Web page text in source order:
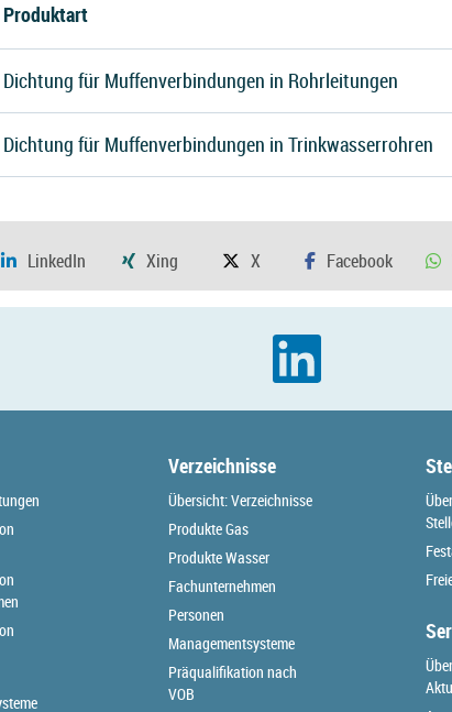
Produktart
Dichtung für Muffenverbindungen in Rohrleitungen
Dichtung für Muffenverbindungen in Trinkwasserrohren
Verzeichnisse
Übersicht: Verzeichnisse
Produkte Gas
Produkte Wasser
Fachunternehmen
Personen
Managementsysteme
Präqualifikation nach
VOB